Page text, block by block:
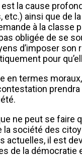
la cause
ainsi que de
à la
obligée de se
d’imposer son
pour
termes
ne peut se
la société des
il est
de la